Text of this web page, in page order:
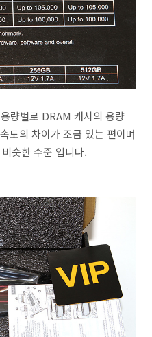
량벌로 DRAM 캐시의 용량
도의 차이가 조금 있는 편이며
슷한 수준 입니다.